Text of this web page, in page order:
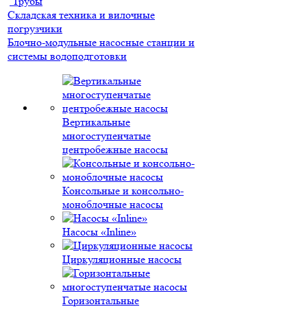
Складская техника и вилочные
погрузчики
Блочно-модульные насосные станции и
системы водоподготовки
Вертикальные
многоступенчатые
центробежные насосы
Консольные и консольно-
моноблочные насосы
Насосы «Inline»
Циркуляционные насосы
Горизонтальные